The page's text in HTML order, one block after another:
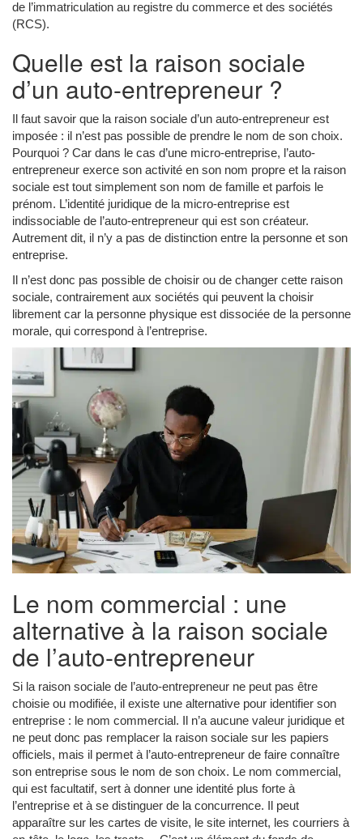
de l’immatriculation au registre du commerce et des sociétés
(RCS).
Quelle est la raison sociale
d’un auto-entrepreneur ?
Il faut savoir que la raison sociale d’un auto-entrepreneur est
imposée : il n’est pas possible de prendre le nom de son choix.
Pourquoi ? Car dans le cas d’une micro-entreprise, l’auto-
entrepreneur exerce son activité en son nom propre et la raison
sociale est tout simplement son nom de famille et parfois le
prénom. L’identité juridique de la micro-entreprise est
indissociable de l’auto-entrepreneur qui est son créateur.
Autrement dit, il n’y a pas de distinction entre la personne et son
entreprise.
Il n’est donc pas possible de choisir ou de changer cette raison
sociale, contrairement aux sociétés qui peuvent la choisir
librement car la personne physique est dissociée de la personne
morale, qui correspond à l’entreprise.
Le nom commercial : une
alternative à la raison sociale
de l’auto-entrepreneur
Si la raison sociale de l’auto-entrepreneur ne peut pas être
choisie ou modifiée, il existe une alternative pour identifier son
entreprise : le nom commercial. Il n’a aucune valeur juridique et
ne peut donc pas remplacer la raison sociale sur les papiers
officiels, mais il permet à l’auto-entrepreneur de faire connaître
son entreprise sous le nom de son choix. Le nom commercial,
qui est facultatif, sert à donner une identité plus forte à
l’entreprise et à se distinguer de la concurrence. Il peut
apparaître sur les cartes de visite, le site internet, les courriers à